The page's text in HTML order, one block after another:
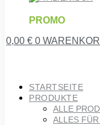
PROMO
0,00 € 0
STARTSEITE
PRODUKTE
ALLE
ALLES